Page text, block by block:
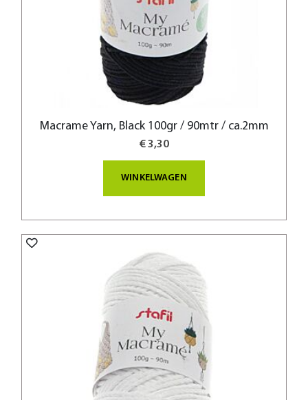
Macrame Yarn, Black 100gr / 90mtr / ca.2mm
€ 3,30
WINKELWAGEN